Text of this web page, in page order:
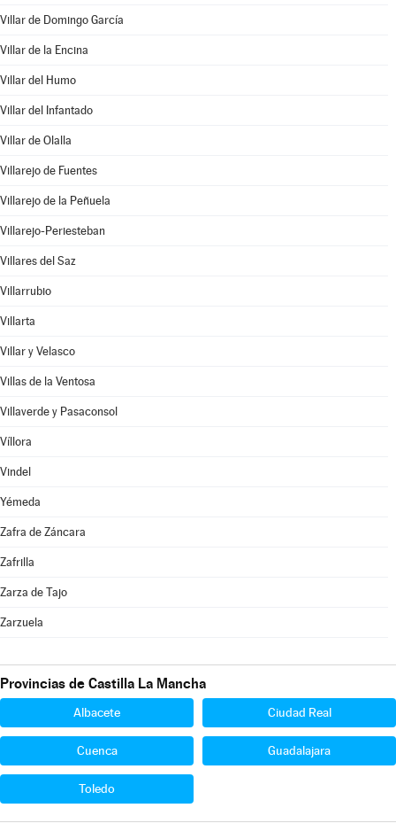
Villar de Domingo García
Villar de la Encina
Villar del Humo
Villar del Infantado
Villar de Olalla
Villarejo de Fuentes
Villarejo de la Peñuela
Villarejo-Periesteban
Villares del Saz
Villarrubio
Villarta
Villar y Velasco
Villas de la Ventosa
Villaverde y Pasaconsol
Víllora
Vindel
Yémeda
Zafra de Záncara
Zafrilla
Zarza de Tajo
Zarzuela
Provincias de Castilla La Mancha
Albacete Ciudad Real
Cuenca Guadalajara
Toledo